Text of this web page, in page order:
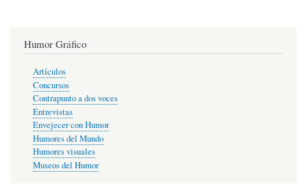
Humor Gráfico
Artículos
Concursos
Contrapunto a dos voces
Entrevistas
Envejecer con Humor
Humores del Mundo
Humores visuales
Museos del Humor